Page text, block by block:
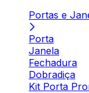
Portas e
Porta
Janela
Fechadura
Dobradiça
Kit Porta